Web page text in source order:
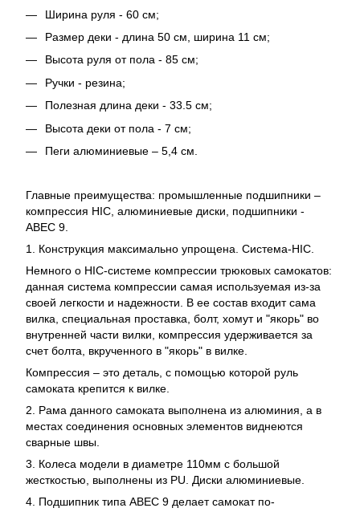
Ширина руля - 60 см;
Размер деки - длина 50 см, ширина 11 см;
Высота руля от пола - 85 см;
Ручки - резина;
Полезная длина деки - 33.5 см;
Высота деки от пола - 7 см;
Пеги алюминиевые – 5,4 см.
Главные преимущества: промышленные подшипники –
компрессия HIC, алюминиевые диски, подшипники -
ABEC 9.
1. Конструкция максимально упрощена. Система-HIC.
Немного о HIC-системе компрессии трюковых самокатов:
данная система компрессии самая используемая из-за
своей легкости и надежности. В ее состав входит сама
вилка, специальная проставка, болт, хомут и "якорь" во
внутренней части вилки, компрессия удерживается за
счет болта, вкрученного в "якорь" в вилке.
Компрессия – это деталь, с помощью которой руль
самоката крепится к вилке.
2. Рама данного самоката выполнена из алюминия, а в
местах соединения основных элементов виднеются
сварные швы.
3. Колеса модели в диаметре 110мм с большой
жесткостью, выполнены из PU. Диски алюминиевые.
4. Подшипник типа ABEC 9 делает самокат по-